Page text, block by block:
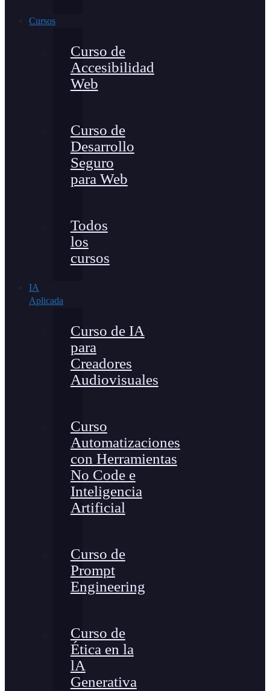
Cursos
Curso de
Accesibilidad
Web
Curso de
Desarrollo
Seguro
para Web
Todos
los
cursos
IA
Aplicada
Curso de IA
para
Creadores
Audiovisuales
Curso
Automatizaciones
con Herramientas
No Code e
Inteligencia
Artificial
Curso de
Prompt
Engineering
Curso de
Ética en la
lA
Generativa